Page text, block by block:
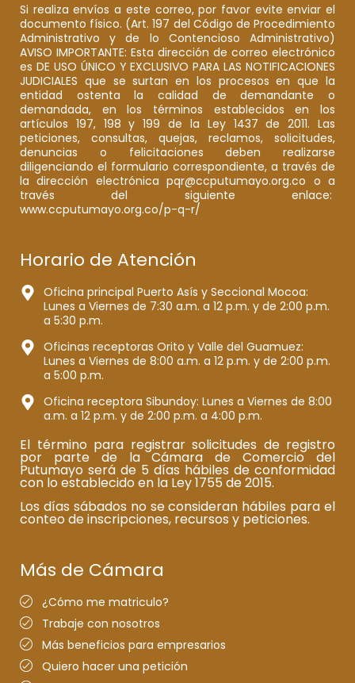
Si realiza envíos a este correo, por favor evite enviar el
documento físico. (Art. 197 del Código de Procedimiento
Administrativo y de lo Contencioso Administrativo)
AVISO IMPORTANTE: Esta dirección de correo electrónico
es DE USO ÚNICO Y EXCLUSIVO PARA LAS NOTIFICACIONES
JUDICIALES que se surtan en los procesos en que la
entidad ostenta la calidad de demandante o
demandada, en los términos establecidos en los
artículos 197, 198 y 199 de la Ley 1437 de 2011. Las
peticiones, consultas, quejas, reclamos, solicitudes,
denuncias o felicitaciones deben realizarse
diligenciando el formulario correspondiente, a través de
la dirección electrónica pqr@ccputumayo.org.co o a
través del siguiente enlace:
www.ccputumayo.org.co/p-q-r/
Horario de Atención
Oficina principal Puerto Asís y Seccional Mocoa:
Lunes a Viernes de 7:30 a.m. a 12 p.m. y de 2:00 p.m.
a 5:30 p.m.
Oficinas receptoras Orito y Valle del Guamuez:
Lunes a Viernes de 8:00 a.m. a 12 p.m. y de 2:00 p.m.
a 5:00 p.m.
Oficina receptora Sibundoy: Lunes a Viernes de 8:00
a.m. a 12 p.m. y de 2:00 p.m. a 4:00 p.m.
El término para registrar solicitudes de registro
por parte de la Cámara de Comercio del
Putumayo será de 5 días hábiles de conformidad
con lo establecido en la Ley 1755 de 2015.
Los días sábados no se consideran hábiles para el
conteo de inscripciones, recursos y peticiones.
Más de Cámara
¿Cómo me matriculo?
Trabaje con nosotros
Más beneficios para empresarios
Quiero hacer una petición